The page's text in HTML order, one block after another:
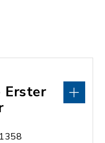
Erster